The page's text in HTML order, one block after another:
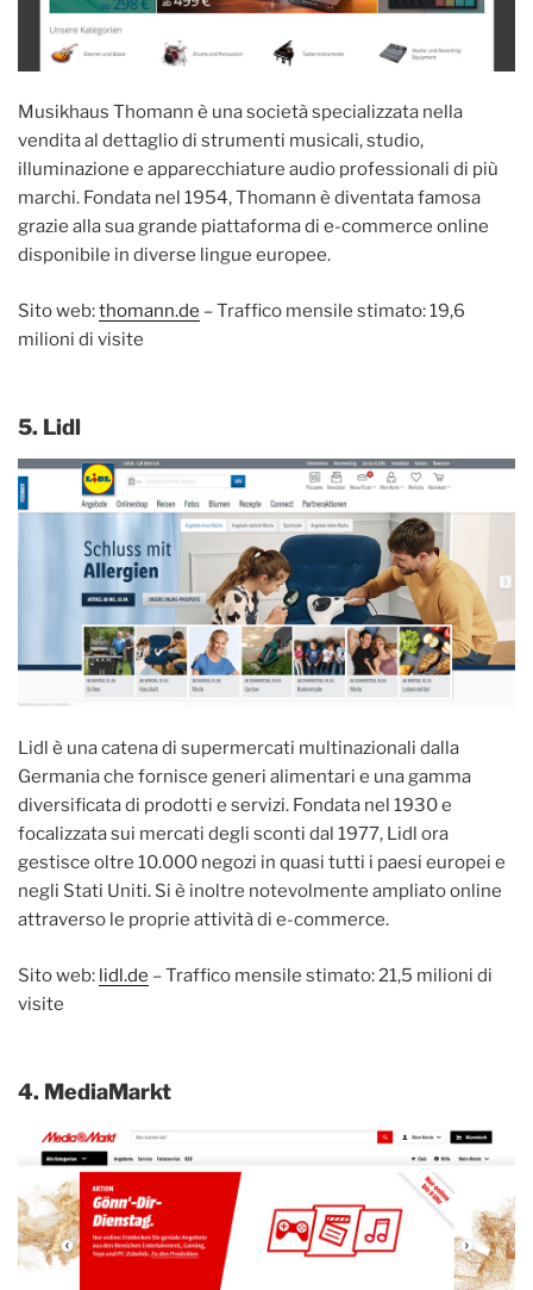
Musikhaus Thomann è una società specializzata nella
vendita al dettaglio di strumenti musicali, studio,
illuminazione e apparecchiature audio professionali di più
marchi. Fondata nel 1954, Thomann è diventata famosa
grazie alla sua grande piattaforma di e-commerce online
disponibile in diverse lingue europee.
Sito web:thomann.de – Traffico mensile stimato: 19,6
milioni di visite
5. Lidl
Lidl è una catena di supermercati multinazionali dalla
Germania che fornisce generi alimentari e una gamma
diversificata di prodotti e servizi. Fondata nel 1930 e
focalizzata sui mercati degli sconti dal 1977, Lidl ora
gestisce oltre 10.000 negozi in quasi tutti i paesi europei e
negli Stati Uniti. Si è inoltre notevolmente ampliato online
attraverso le proprie attività di e-commerce.
Sito web: lidl.de – Traffico mensile stimato: 21,5 milioni di
visite
4. MediaMarkt